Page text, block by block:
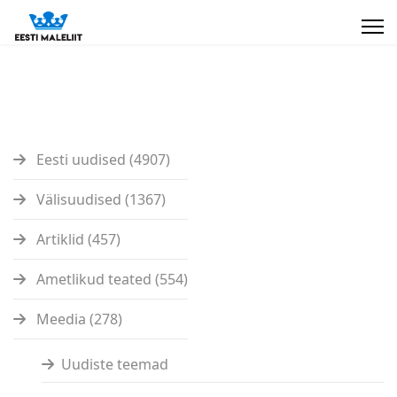
Eesti uudised (4907)
Välisuudised (1367)
Artiklid (457)
Ametlikud teated (554)
Meedia (278)
Uudiste teemad